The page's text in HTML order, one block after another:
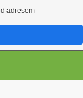
adresem